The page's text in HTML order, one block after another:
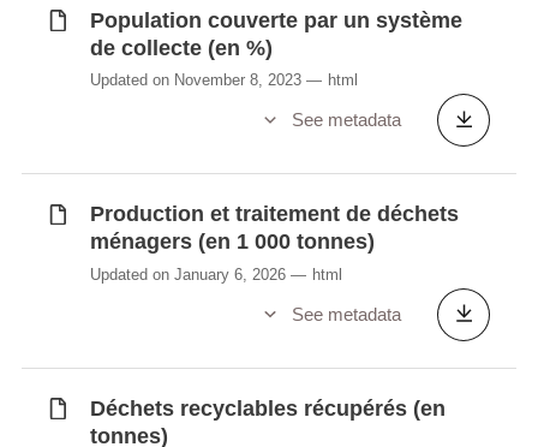
Population couverte par un système
de collecte (en %)
Updated on November 8, 2023 html
See metadata
Production et traitement de déchets
ménagers (en 1 000 tonnes)
Updated on January 6, 2026 html
See metadata
Déchets recyclables récupérés (en
tonnes)